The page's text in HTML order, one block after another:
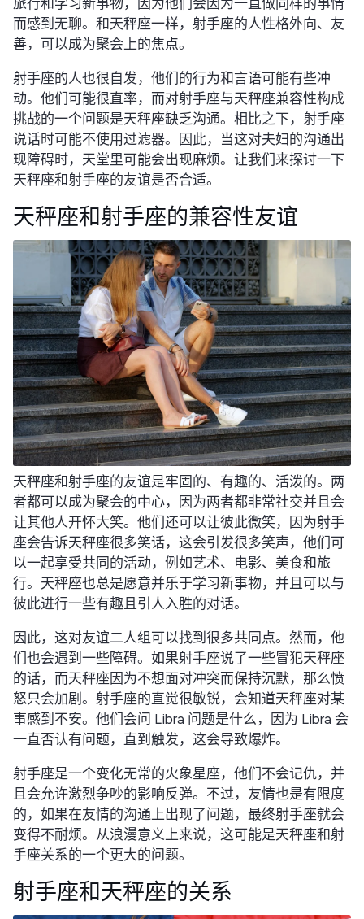
旅行和学习新事物，因为他们会因为一直做同样的事情
而感到无聊。和天秤座一样，射手座的人性格外向、友
善，可以成为聚会上的焦点。
射手座的人也很自发，他们的行为和言语可能有些冲
动。他们可能很直率，而对射手座与天秤座兼容性构成
挑战的一个问题是天秤座缺乏沟通。相比之下，射手座
说话时可能不使用过滤器。因此，当这对夫妇的沟通出
现障碍时，天堂里可能会出现麻烦。让我们来探讨一下
天秤座和射手座的友谊是否合适。
天秤座和射手座的兼容性友谊
天秤座和射手座的友谊是牢固的、有趣的、活泼的。两
者都可以成为聚会的中心，因为两者都非常社交并且会
让其他人开怀大笑。他们还可以让彼此微笑，因为射手
座会告诉天秤座很多笑话，这会引发很多笑声，他们可
以一起享受共同的活动，例如艺术、电影、美食和旅
行。天秤座也总是愿意并乐于学习新事物，并且可以与
彼此进行一些有趣且引人入胜的对话。
因此，这对友谊二人组可以找到很多共同点。然而，他
们也会遇到一些障碍。如果射手座说了一些冒犯天秤座
的话，而天秤座因为不想面对冲突而保持沉默，那么愤
怒只会加剧。射手座的直觉很敏锐，会知道天秤座对某
事感到不安。他们会问 Libra 问题是什么，因为 Libra 会
一直否认有问题，直到触发，这会导致爆炸。
射手座是一个变化无常的火象星座，他们不会记仇，并
且会允许激烈争吵的影响反弹。不过，友情也是有限度
的，如果在友情的沟通上出现了问题，最终射手座就会
变得不耐烦。从浪漫意义上来说，这可能是天秤座和射
手座关系的一个更大的问题。
射手座和天秤座的关系